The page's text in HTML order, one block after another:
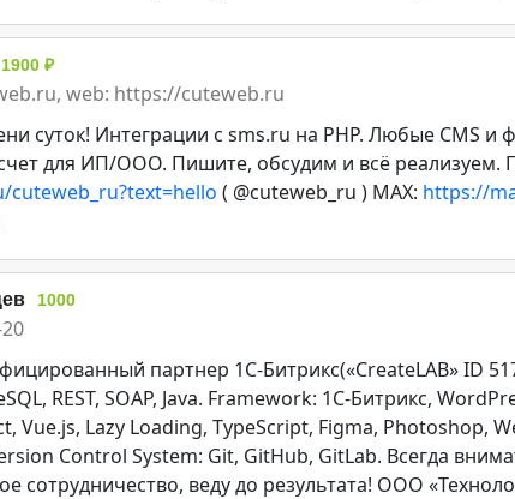
₽
web: https://cuteweb.ru
суток! Интеграции c sms.ru на PHP. Любые CMS
для ИП/ООО. Пишите, обсудим и всё реализуем.
( @cuteweb_ru ) MAX: https://
1000
партнер 1С-Битрикс(«CreateLAB» ID
REST, SOAP, Java. Framework: 1C-Битрикс,
Vue.js, Lazy Loading, TypeScript, Figma, Photoshop,
Control System: Git, GitHub, GitLab. Всегда
сотрудничество, веду до результата! ООО